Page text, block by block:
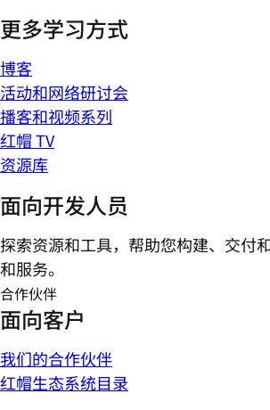
更多学习方式
博客
活动和网络研讨会
播客和视频系列
红帽 TV
资源库
面向开发人员
探索资源和工具，帮助您构建、交付
和服务。
合作伙伴
面向客户
我们的合作伙伴
红帽生态系统目录